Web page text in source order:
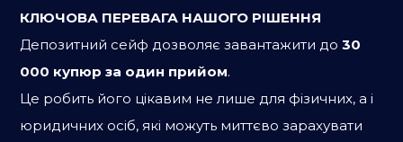
КЛЮЧОВА ПЕРЕВАГА НАШОГО РІШЕННЯ
Депозитний сейф дозволяє завантажити до30
000 купюр за один прийом.
Це робить його цікавим не лише для фізичних, а і
юридичних осіб, які можуть миттєво зарахувати